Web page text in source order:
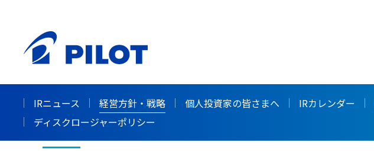
IRニュース 経営方針・戦略 個人投資家の皆さまへ IRカレンダー
ディスクロージャーポリシー
経営方針・戦略